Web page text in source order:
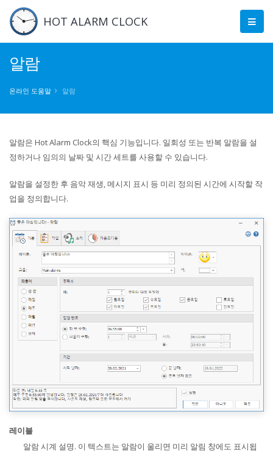
HOT ALARM CLOCK
알람
온라인 도움말 알람
알람은 Hot Alarm Clock의 핵심 기능입니다. 일회성 또는 반복 알람을 설
정하거나 임의의 날짜 및 시간 세트를 사용할 수 있습니다.
알람을 설정한 후 음악 재생, 메시지 표시 등 미리 정의된 시간에 시작할 작
업을 정의합니다.
레이블
알람 시계 설명. 이 텍스트는 알람이 울리면 미리 알림 창에도 표시됩